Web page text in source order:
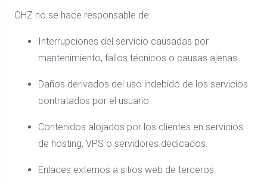
OHZ no se hace responsable de:
Interrupciones del servicio causadas por
mantenimiento, fallos técnicos o causas ajenas.
Daños derivados del uso indebido de los servicios
contratados por el usuario.
Contenidos alojados por los clientes en servicios
de hosting, VPS o servidores dedicados.
Enlaces externos a sitios web de terceros.